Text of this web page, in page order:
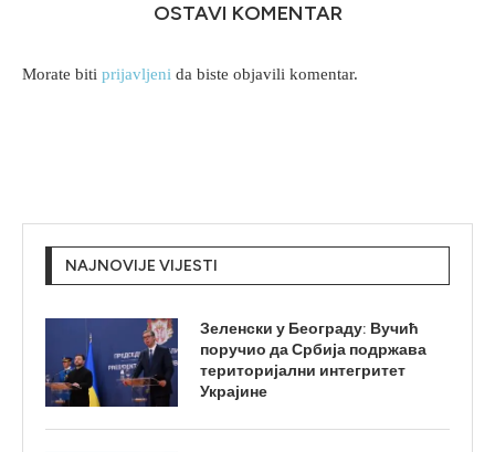
OSTAVI KOMENTAR
Morate biti prijavljeni da biste objavili komentar.
NAJNOVIJE VIJESTI
Зеленски у Београду: Вучић
поручио да Србија подржава
територијални интегритет
Украјине